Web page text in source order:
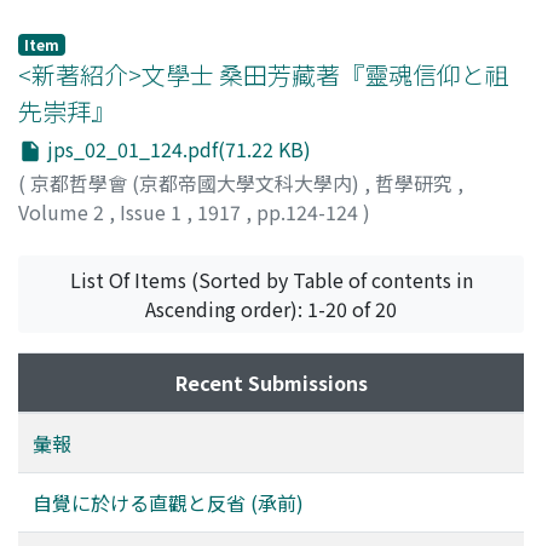
Item
<新著紹介>文學士 桑田芳藏著『靈魂信仰と祖
先崇拜』
jps_02_01_124.pdf(71.22 KB)
( 京都哲學會 (京都帝國大學文科大學内) , 哲學研究 ,
Volume 2 , Issue 1 , 1917 , pp.124-124)
List Of Items (Sorted by Table of contents in
Ascending order): 1-20 of 20
Recent Submissions
彙報
自覺に於ける直觀と反省 (承前)